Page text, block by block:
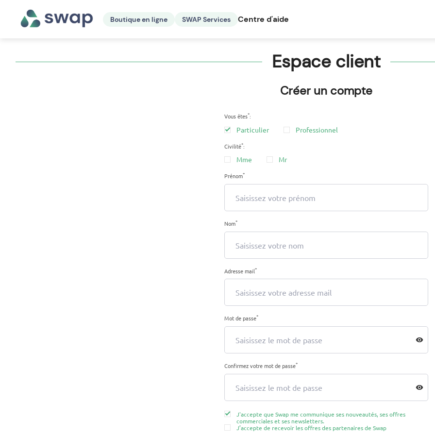
Boutique en ligne SWAP Services Centre d'aide
Espace client
Créer un compte
Vous êtes*:
Particulier Professionnel
Civilité*:
Mme Mr
Prénom*
Nom*
Adresse mail*
Mot de passe*
visibility
Confirmez votre mot de passe*
visibility
J'accepte que Swap me communique ses nouveautés, ses offres
commerciales et ses newsletters.
J’accepte de recevoir les offres des partenaires de Swap